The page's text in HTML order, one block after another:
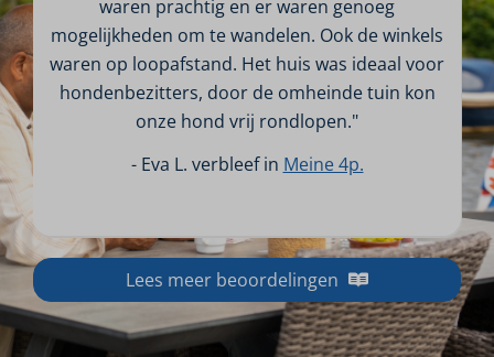
waren prachtig en er waren genoeg
mogelijkheden om te wandelen. Ook de winkels
waren op loopafstand. Het huis was ideaal voor
hondenbezitters, door de omheinde tuin kon
onze hond vrij rondlopen."
- Eva L. verbleef in Meine 4p.
Lees meer beoordelingen